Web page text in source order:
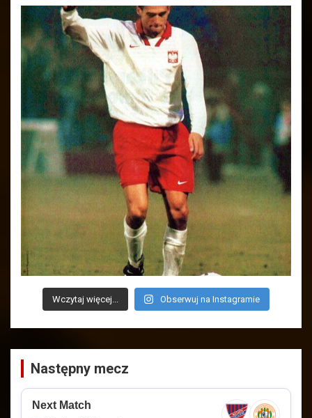
Wczytaj więcej... Obserwuj na Instagramie
Następny mecz
Next Match